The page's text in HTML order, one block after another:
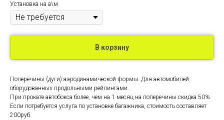
Установка на а\м
В корзину
Поперечины (дуги) аэродинамической формы. Для автомобилей
оборудованных продольными рейлингами.
При прокате автобокса более, чем на 1 месяц на поперечины скидка 50%.
Если потребуется услуга по установке багажника, стоимость составляет
200руб.